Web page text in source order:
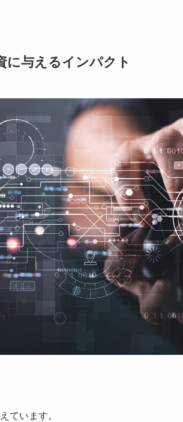
に与えるインパクト
ています。